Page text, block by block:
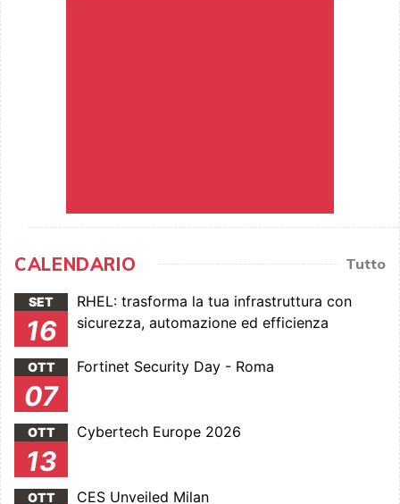
CALENDARIO Tutto
SET
16
RHEL: trasforma la tua infrastruttura con
sicurezza, automazione ed efficienza
OTT
07
Fortinet Security Day - Roma
OTT
13
Cybertech Europe 2026
OTT CES Unveiled Milan